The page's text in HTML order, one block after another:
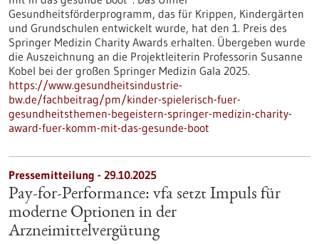
Gesundheitsförderprogramm, das für Krippen, Kindergärten
und Grundschulen entwickelt wurde, hat den 1. Preis des
Springer Medizin Charity Awards erhalten. Übergeben wurde
die Auszeichnung an die Projektleiterin Professorin Susanne
Kobel bei der großen Springer Medizin Gala 2025.
https://www.gesundheitsindustrie-
bw.de/fachbeitrag/pm/kinder-spielerisch-fuer-
gesundheitsthemen-begeistern-springer-medizin-charity-
award-fuer-komm-mit-das-gesunde-boot
Pressemitteilung - 29.10.2025
Pay-for-Performance: vfa setzt Impuls für
moderne Optionen in der
Arzneimittelvergütung